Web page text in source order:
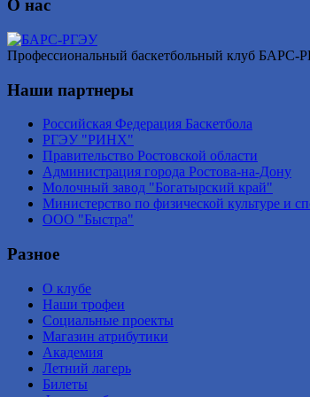
О нас
Профессиональный баскетбольный клуб БАРС-
Наши партнеры
Российская Федерация Баскетбола
РГЭУ "РИНХ"
Правительство Ростовской области
Администрация города Ростова-на-Дону
Молочный завод "Богатырский край"
Министерство по физической культуре и
ООО "Быстра"
Разное
О клубе
Наши трофеи
Социальные проекты
Магазин атрибутики
Академия
Летний лагерь
Билеты